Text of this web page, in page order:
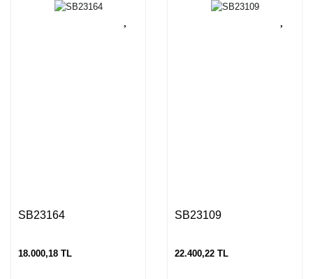
SB23164
18.000,18 TL
SB23109
22.400,22 TL